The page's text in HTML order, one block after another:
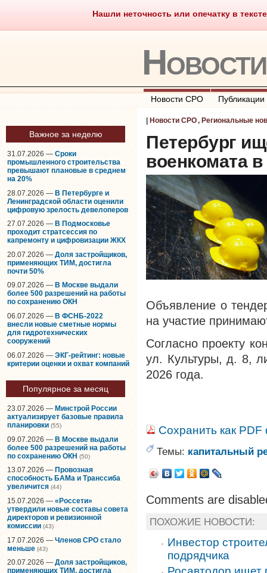
Нашли неточность или опечатку в
Саморегулирование Что
Новости СРО Публикации
Важное за неделю
31.07.2026 — Сроки
промышленного строительства
превышают плановые в среднем
на 20%
28.07.2026 — В Петербурге и
Ленинградской области оценили
цифровую зрелость девелоперов
27.07.2026 — В Подмосковье
проходит стратсессия по
капремонту и цифровизации ЖКХ
20.07.2026 — Доля застройщиков,
применяющих ТИМ, достигла
почти 50%
09.07.2026 — В Москве выдали
более 500 разрешений на работы
по сохранению ОКН
06.07.2026 — В ФСНБ-2022
внесли новые сметные нормы
для гидротехнических
сооружений
06.07.2026 — ЭКГ-рейтинг: новые
критерии оценки и охват компаний
Популярное за месяц
23.07.2026 — Минстрой России
актуализирует базовые правила
планировки (55)
09.07.2026 — В Москве выдали
более 500 разрешений на работы
по сохранению ОКН (50)
13.07.2026 — Провозная
способность БАМа и Транссиба
увеличится (44)
15.07.2026 — «Россети»
утвердили новые составы совета
директоров и ревизионной
комиссии (43)
17.07.2026 — Членов СРО стало
меньше (43)
20.07.2026 — Доля застройщиков,
применяющих ТИМ, достигла
Новости СРО, Региональные
Петербург
военкомата
Объявление о
на участие
Согласно проекту
ул. Культуры, д. 8,
2026 года.
Сохранить как
Темы: капитальный
Comments are
ПОХОЖИЕ НОВОСТИ:
Инвестор
подрядчика